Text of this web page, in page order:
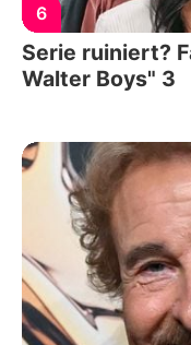
6
Serie ruiniert?
Walter Boys" 3